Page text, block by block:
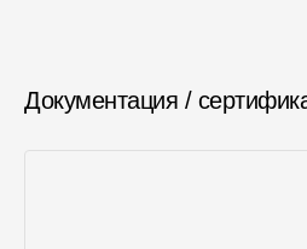
Документация /